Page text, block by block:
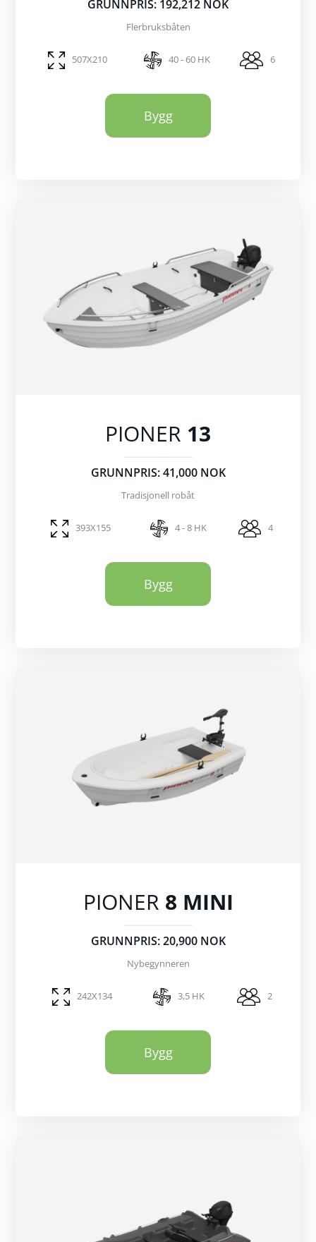
GRUNNPRIS: 192,212 NOK
Flerbruksbåten
507X210 40 - 60 HK 6
Bygg
PIONER 13
GRUNNPRIS: 41,000 NOK
Tradisjonell robåt
393X155 4 - 8 HK 4
Bygg
PIONER 8 MINI
GRUNNPRIS: 20,900 NOK
Nybegynneren
242X134 3,5 HK 2
Bygg